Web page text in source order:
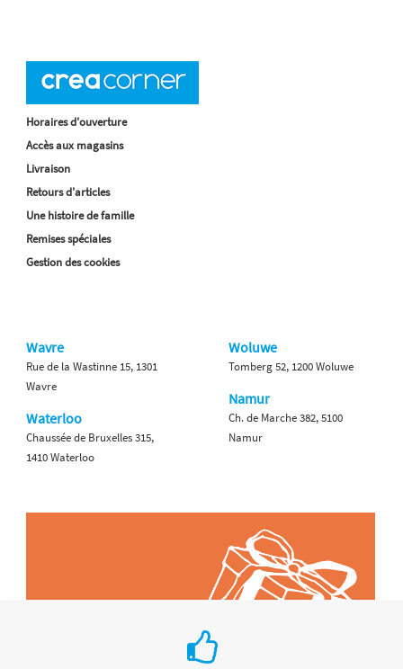
Horaires d'ouverture
Accès aux magasins
Livraison
Retours d'articles
Une histoire de famille
Remises spéciales
Gestion des cookies
Wavre
Rue de la Wastinne 15, 1301
Wavre
Waterloo
Chaussée de Bruxelles 315,
1410 Waterloo
Woluwe
Tomberg 52, 1200 Woluwe
Namur
Ch. de Marche 382, 5100
Namur